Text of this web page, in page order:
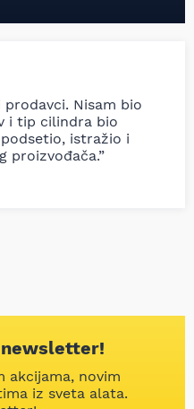
Nisam bio
i tip cilindra bio
istražio i
proizvođača.”
akcijama, novim
iz sveta alata.